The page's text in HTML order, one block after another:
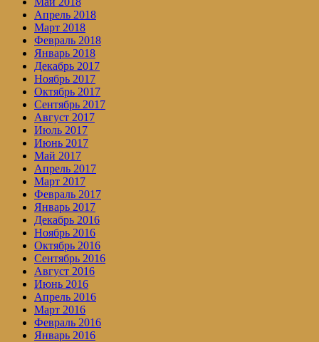
Апрель 2018
Март 2018
Февраль 2018
Январь 2018
Декабрь 2017
Ноябрь 2017
Октябрь 2017
Сентябрь 2017
Август 2017
Июль 2017
Июнь 2017
Май 2017
Апрель 2017
Март 2017
Февраль 2017
Январь 2017
Декабрь 2016
Ноябрь 2016
Октябрь 2016
Сентябрь 2016
Август 2016
Июнь 2016
Апрель 2016
Март 2016
Февраль 2016
Январь 2016